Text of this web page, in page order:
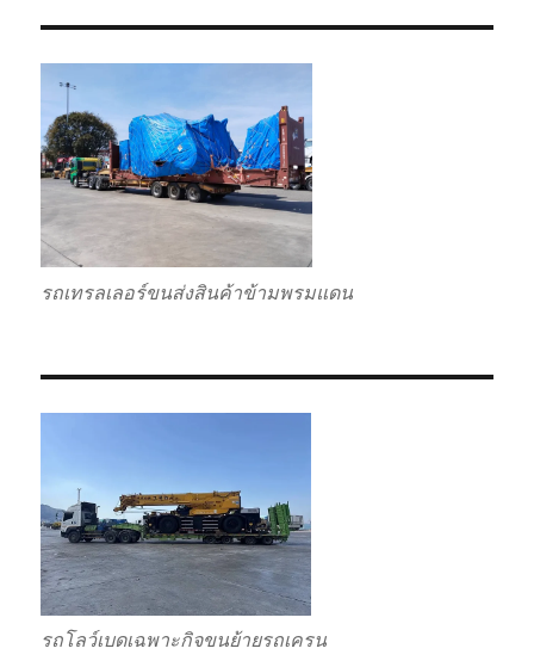
รถเทรลเลอร์ขนส่งสินค้าข้ามพรมแดน
รถโลว์เบดเฉพาะกิจขนย้ายรถเครน